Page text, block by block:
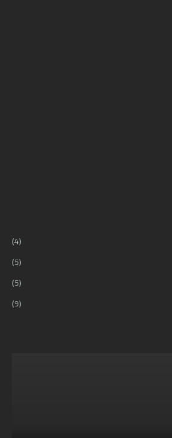
(4)
(5)
(5)
(9)